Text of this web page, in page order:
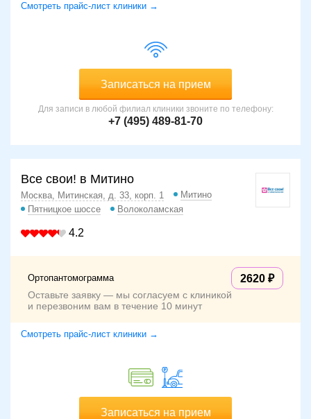
Смотреть прайс-лист клиники →
Записаться на прием
Для записи в любой филиал клиники звоните по телефону:
+7 (495) 489-81-70
Все свои! в Митино
Москва, Митинская, д. 33, корп. 1
Митино
Пятницкое шоссе
Волоколамская
4.2
Ортопантомограмма 2620
Оставьте заявку — мы согласуем с клиникой
и перезвоним вам в течение 10 минут
Смотреть прайс-лист клиники →
Записаться на прием